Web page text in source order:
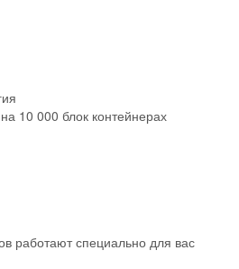
10 000 блок контейнерах
работают специально для вас